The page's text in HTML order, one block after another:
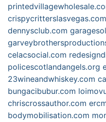
crispycritterslasvegas.com
dennysclub.com
celacsocial.com
policescotlandangels.org
23wineandwhiskey.com
bungacibubur.com
chriscrossauthor.com
bodymobilisation.com